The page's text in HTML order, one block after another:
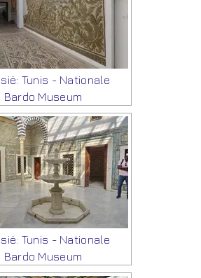
Tunis - Nationale
Bardo Museum
Tunis - Nationale
Bardo Museum